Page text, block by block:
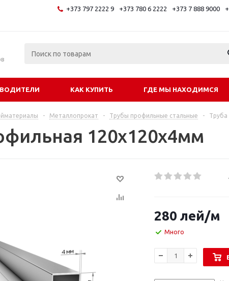
+373 797 2222 9 +373 780 6 2222 +373 7 888 9000
КАК КУПИТЬ ГДЕ МЫ НАХОДИМСЯ
- Металлопрокат - Трубы профильные стальные - Труба
120х120х4мм
280 лей/м
Много